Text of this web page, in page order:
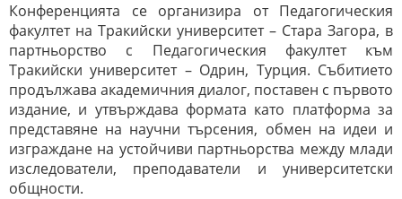
Конференцията се организира от Педагогическия
факултет на Тракийски университет – Стара Загора, в
партньорство с Педагогическия факултет към
Тракийски университет – Одрин, Турция. Събитието
продължава академичния диалог, поставен с първото
издание, и утвърждава формата като платформа за
представяне на научни търсения, обмен на идеи и
изграждане на устойчиви партньорства между млади
изследователи, преподаватели и университетски
общности.